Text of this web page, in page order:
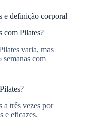
e definição corporal
com Pilates?
varia, mas
semanas com
a três vezes por
e eficazes.